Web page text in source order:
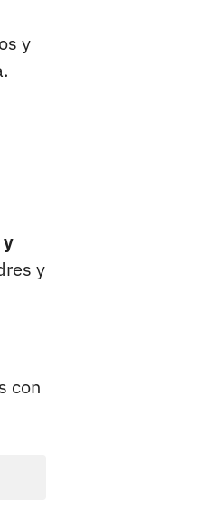
y
y
con